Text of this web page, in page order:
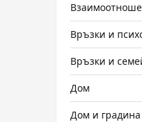
Връзки и
Връзки и
Дом
Дом и градина